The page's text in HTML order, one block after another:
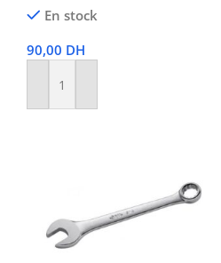
En stock
90,00 DH
Ajouter Au Panier